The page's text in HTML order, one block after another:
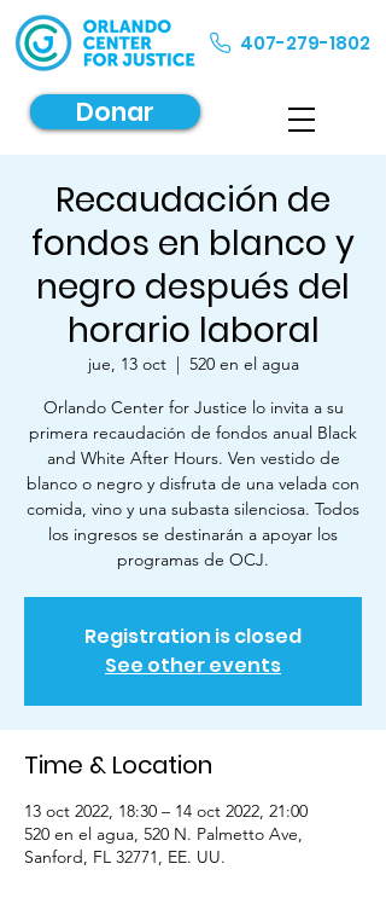
407-279-1802
Donar
Recaudación de
fondos en blanco y
negro después del
horario laboral
jue, 13 oct
  |
520 en el agua
Orlando Center for Justice lo invita a su
primera recaudación de fondos anual Black
and White After Hours. Ven vestido de
blanco o negro y disfruta de una velada con
comida, vino y una subasta silenciosa. Todos
los ingresos se destinarán a apoyar los
programas de OCJ.
Registration is closed
See other events
Time & Location
13 oct 2022, 18:30 – 14 oct 2022, 21:00
520 en el agua, 520 N. Palmetto Ave,
Sanford, FL 32771, EE. UU.